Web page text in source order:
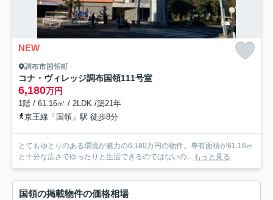
NEW
調布市国領町
コナ・ヴィレッジ調布国領111号室
6,180万円
1階 / 61.16㎡ / 2LDK /築21年
京王線「国領」駅 徒歩8分
とてもゆとりのある環境が魅力の6,180万円の物件。専有面積が61.16㎡
と十分な広さでゆったりと生活できるのではないの... もっと見る
国領の掲載物件の価格相場